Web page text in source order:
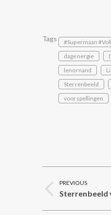
Tags #Supermaan
dagenergie
lenornand
Sterrenbeeld
voorspellingen
Post
PREVIOUS
Previous
post:
Sterrenbeeld